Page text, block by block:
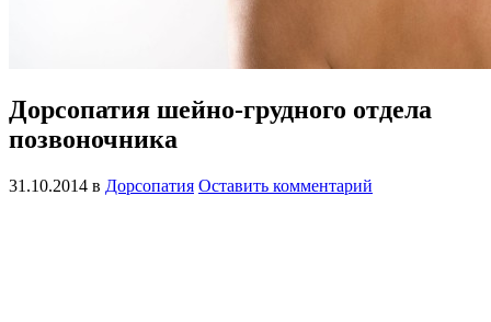
Дорсопатия шейно-грудного отдела
позвоночника
31.10.2014 в Дорсопатия Оставить комментарий